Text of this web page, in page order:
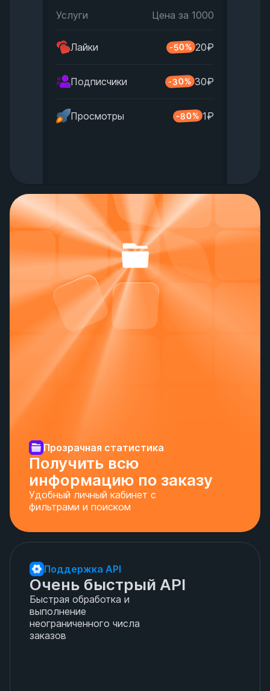
Услуги Цена за 1000
Лайки -50% 20₽
Подписчики -30% 30₽
Просмотры -80% 1₽
Прозрачная статистика
Получить всю
информацию по заказу
Удобный личный кабинет с
фильтрами и поиском
Поддержка API
Очень быстрый API
Быстрая обработка и
выполнение
неограниченного числа
заказов